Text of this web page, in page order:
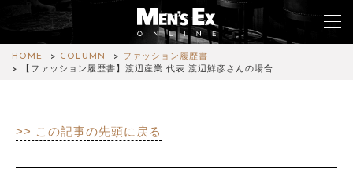
HOME COLUMN
ファッション履歴書
【ファッション履歴書】渡辺産業 代表 渡辺鮮彦さんの場合
>> この記事の先頭に戻る
FASHION
WATCH